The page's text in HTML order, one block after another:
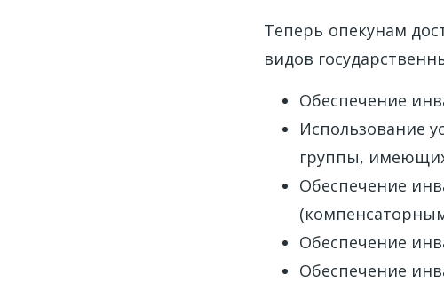
Теперь опекунам
видов
Обеспечение
Использование
группы,
Обеспечение
Обеспечение
Обеспечение